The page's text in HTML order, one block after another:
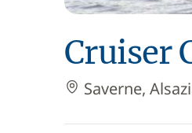
Cruiser
Saverne,